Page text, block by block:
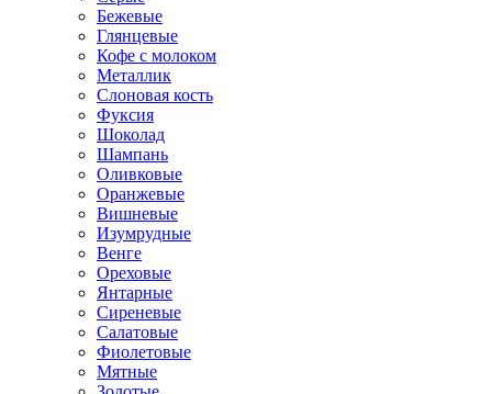
Бежевые
Глянцевые
Кофе с молоком
Металлик
Слоновая кость
Фуксия
Шоколад
Шампань
Оливковые
Оранжевые
Вишневые
Изумрудные
Венге
Ореховые
Янтарные
Сиреневые
Салатовые
Фиолетовые
Мятные